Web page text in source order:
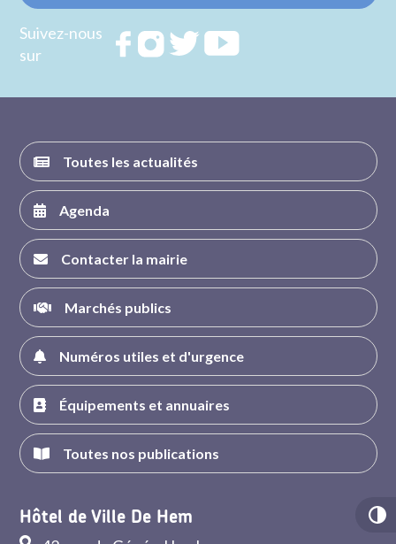
Suivez-nous
sur
RejoignezRejoignezRejoignez
Toutes les actualités
Agenda
Contacter la mairie
Marchés publics
Numéros utiles et d'urgence
Équipements et annuaires
Toutes nos publications
Hôtel de Ville De Hem